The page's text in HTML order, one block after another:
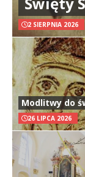
2 SIERPNIA 2026
Modlitwy do
26 LIPCA 2026